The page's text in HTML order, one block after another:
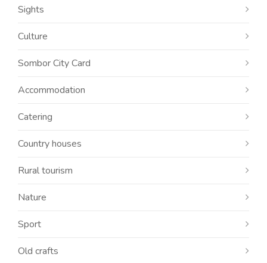
Sights
Culture
Sombor City Card
Accommodation
Catering
Country houses
Rural tourism
Nature
Sport
Old crafts